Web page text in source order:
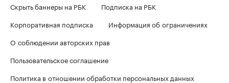
Скрыть баннеры на РБК
Подписка на РБК
Корпоративная подписка
Информация об ограничениях
О соблюдении авторских прав
Пользовательское соглашение
Политика в отношении обработки персональных данных